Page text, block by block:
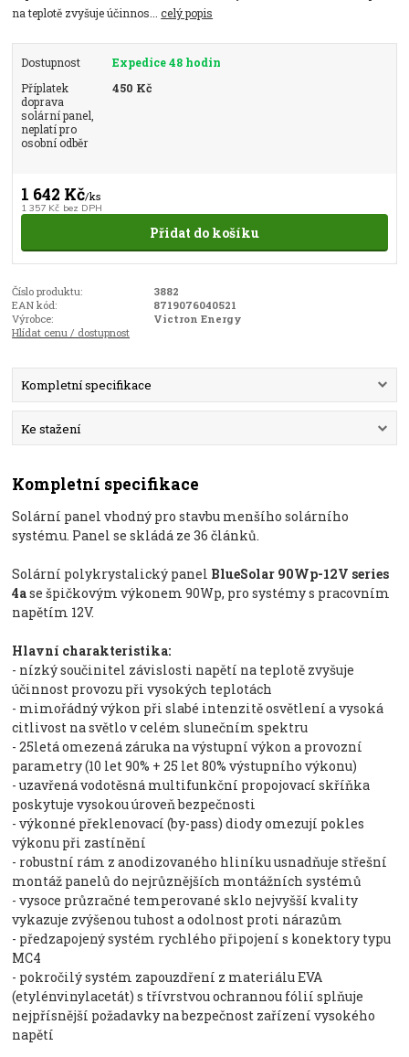
na teplotě zvyšuje účinnos...celý popis
Dostupnost
Expedice 48 hodin
Příplatek
doprava
solární panel,
neplatí pro
osobní odběr
450 Kč
1 642 Kč/ks
1 357 Kč bez DPH
Přidat do košíku
Číslo produktu:
3882
EAN kód:
8719076040521
Výrobce:
Victron Energy
Hlídat cenu / dostupnost
Kompletní specifikace
Ke stažení
Kompletní specifikace
Solární panel vhodný pro stavbu menšího solárního
systému. Panel se skládá ze 36 článků.
Solární polykrystalický panel BlueSolar 90Wp-12V series
4ase špičkovým výkonem 90Wp, pro systémy s pracovním
napětím 12V.
Hlavní charakteristika:
- nízký součinitel závislosti napětí na teplotě zvyšuje
účinnost provozu při vysokých teplotách
- mimořádný výkon při slabé intenzitě osvětlení a vysoká
citlivost na světlo v celém slunečním spektru
- 25letá omezená záruka na výstupní výkon a provozní
parametry (10 let 90% + 25 let 80% výstupního výkonu)
- uzavřená vodotěsná multifunkční propojovací skříňka
poskytuje vysokou úroveň bezpečnosti
- výkonné překlenovací (by-pass) diody omezují pokles
výkonu při zastínění
- robustní rám z anodizovaného hliníku usnadňuje střešní
montáž panelů do nejrůznějších montážních systémů
- vysoce průzračné temperované sklo nejvyšší kvality
vykazuje zvýšenou tuhost a odolnost proti nárazům
- předzapojený systém rychlého připojení s konektory typu
MC4
- pokročilý systém zapouzdření z materiálu EVA
(etylénvinylacetát) s třívrstvou ochrannou fólií splňuje
nejpřísnější požadavky na bezpečnost zařízení vysokého
napětí